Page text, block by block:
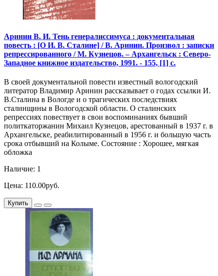
Аринин В. И. Тень генералиссимуса : документальная
повесть : [О И. В. Сталине] / В. Аринин. Произвол : записки
репрессированного / М. Кузнецов. – Архангельск : Северо-
Западное книжное издательство, 1991. - 155, [1] с.
В своей документальной повести известный вологодский
литератор Владимир Аринин рассказывает о годах ссылки И.
В.Сталина в Вологде и о трагических последствиях
сталинщины в Вологодской области. О сталинских
репрессиях повествует в свои воспоминаниях бывший
политкаторжанин Михаил Кузнецов, арестованный в 1937 г. в
Архангельске, реабилитированный в 1956 г. и большую часть
срока отбывший на Колыме. Состояние : Хорошее, мягкая
обложка
Наличие: 1
Цена: 110.00руб.
Купить